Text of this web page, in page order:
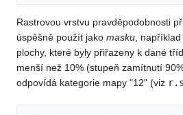
Rastrovou vrstvu pravděpodobnosti
úspěšně použít jako masku,
plochy, které byly přiřazeny k dané
menší než 10% (stupeň zamítnutí
odpovídá kategorie mapy "12" (viz